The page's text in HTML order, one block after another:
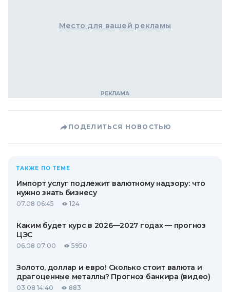
Место для вашей рекламы
ПОДЕЛИТЬСЯ НОВОСТЬЮ
ТАКЖЕ ПО ТЕМЕ
Импорт услуг подлежит валютному надзору: что
нужно знать бизнесу
07.08 06:45 124
Каким будет курс в 2026—2027 годах — прогноз
ЦЭС
06.08 07:00 5950
Золото, доллар и евро! Сколько стоит валюта и
драгоценные металлы? Прогноз банкира (видео)
03.08 14:40 883